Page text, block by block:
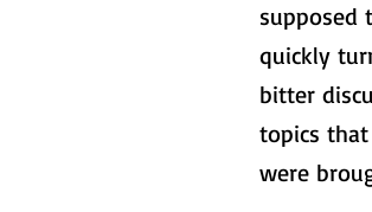
supposed
quickly
bitter
topics
were